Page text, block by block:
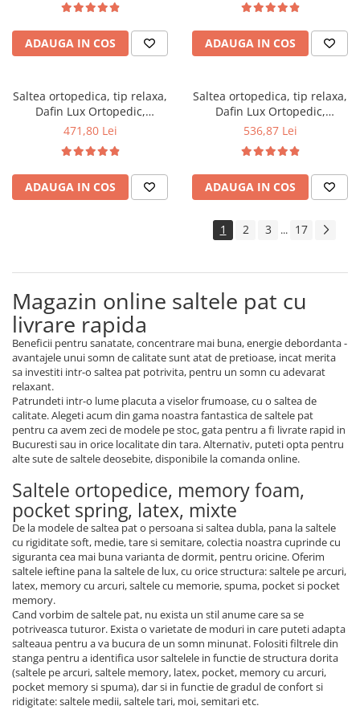
vara-iarna, sistem aerisire
perimetral, Saltex
ADAUGA IN COS
vara-iarna, sistem aerisire
perimetral, Saltex
ADAUGA IN COS
Saltea ortopedica, tip relaxa,
Dafin Lux Ortopedic,
120x200x21cm, fermitate
Bonell, fata vara-iarna, sistem
de aerisire cu butoni, Salt
Confort
471,80 Lei
ADAUGA IN COS
Saltea ortopedica, tip relaxa,
Dafin Lux Ortopedic,
130x200x21cm, fermitate
Bonell, fata vara-iarna, sistem
de aerisire cu butoni, Salt
Confort
536,87 Lei
ADAUGA IN COS
1 2 3 ... 17
Magazin online saltele pat cu
livrare rapida
Beneficii pentru sanatate, concentrare mai buna, energie debordanta -
avantajele unui somn de calitate sunt atat de pretioase, incat merita
sa investiti intr-o saltea pat potrivita, pentru un somn cu adevarat
relaxant.
Patrundeti intr-o lume placuta a viselor frumoase, cu o saltea de
calitate. Alegeti acum din gama noastra fantastica de saltele pat
pentru ca avem zeci de modele pe stoc, gata pentru a fi livrate rapid in
Bucuresti sau in orice localitate din tara. Alternativ, puteti opta pentru
alte sute de saltele deosebite, disponibile la comanda online.
Saltele ortopedice, memory foam,
pocket spring, latex, mixte
De la modele de saltea pat o persoana si saltea dubla, pana la saltele
cu rigiditate soft, medie, tare si semitare, colectia noastra cuprinde cu
siguranta cea mai buna varianta de dormit, pentru oricine. Oferim
saltele ieftine pana la saltele de lux, cu orice structura: saltele pe arcuri,
latex, memory cu arcuri, saltele cu memorie, spuma, pocket si pocket
memory.
Cand vorbim de saltele pat, nu exista un stil anume care sa se
potriveasca tuturor. Exista o varietate de moduri in care puteti adapta
salteaua pentru a va bucura de un somn minunat. Folositi filtrele din
stanga pentru a identifica usor saltelele in functie de structura dorita
(saltele pe arcuri, saltele memory, latex, pocket, memory cu arcuri,
pocket memory si spuma), dar si in functie de gradul de confort si
ridigitate: saltele medii, saltele tari, moi, semitari etc.